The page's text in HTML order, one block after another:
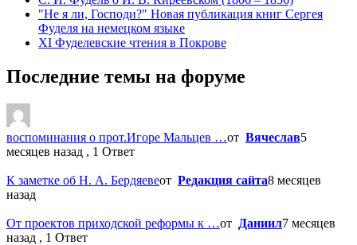
"Не я ли, Господи?" Новая публикация книг Сергея
Фуделя на немецком языке
XI Фуделевские чтения в Покрове
Последние темы на форуме
воспоминания о прот.Игоре Мальцев …от Вячеслав5
месяцев назад , 1 Ответ
К заметке об Н. А. Бердяевеот Редакция сайта8 месяцев
назад
От проектов приходской реформы к …от Даниил7 месяцев
назад , 1 Ответ